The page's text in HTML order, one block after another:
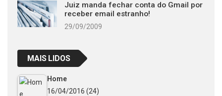
Juiz manda fechar conta do Gmail por
receber email estranho!
29/09/2009
MAIS LIDOS
Home
16/04/2016 (24)